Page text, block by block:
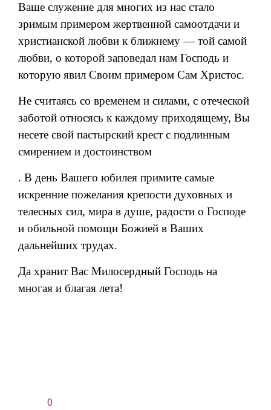
Ваше служение для многих из нас стало
зримым примером жертвенной самоотдачи и
христианской любви к ближнему — той самой
любви, о которой заповедал нам Господь и
которую явил Своим примером Сам Христос.
Не считаясь со временем и силами, с отеческой
заботой относясь к каждому приходящему, Вы
несете свой пастырский крест с подлинным
смирением и достоинством
. В день Вашего юбилея примите самые
искренние пожелания крепости духовных и
телесных сил, мира в душе, радости о Господе
и обильной помощи Божией в Ваших
дальнейших трудах.
Да хранит Вас Милосердный Господь на
многая и благая лета!
0